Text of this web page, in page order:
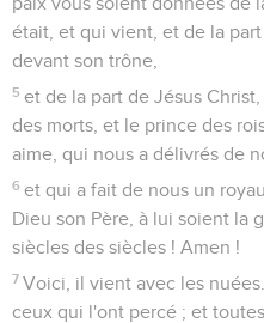
était, et qui vient, et de la
devant son trône,
5 et de la part de Jésus
des morts, et le prince des
aime, qui nous a délivrés de
6 et qui a fait de nous un
Dieu son Père, à lui soient la
siècles des siècles ! Amen !
7 Voici, il vient avec les
ceux qui l'ont percé ; et